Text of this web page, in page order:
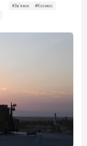
#Звʼязок
#Космос